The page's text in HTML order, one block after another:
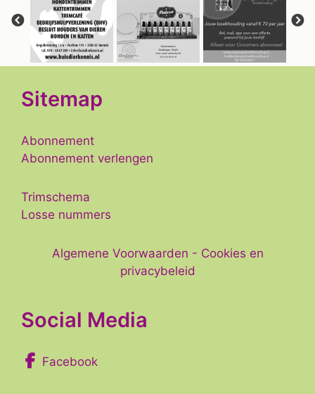
Sitemap
Abonnement
Abonnement verlengen
Trimschema
Losse nummers
Algemene Voorwaarden - Cookies en
privacybeleid
Social Media
Facebook